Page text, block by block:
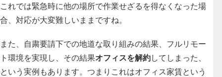
これでは緊急時に他の場所で作業せざるを得なくなった場
合、対応が大変難しいままですね。
また、自粛要請下での地道な取り組みの結果、フルリモー
ト環境を実現し、その結果オフィスを解約してしまった、
という実例もあります。つまりこれはオフィス家賃という